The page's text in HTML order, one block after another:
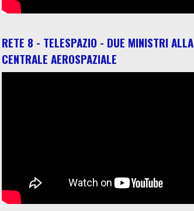
RETE 8 - TELESPAZIO - DUE MINISTRI ALLA
CENTRALE AEROSPAZIALE